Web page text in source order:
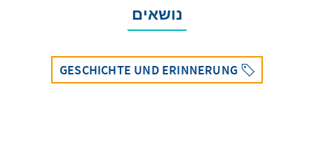
נושאים
GESCHICHTE UND ERINNERUNG